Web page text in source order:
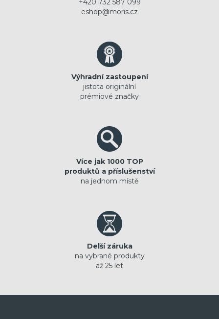
+420 732 587 099
eshop@moris.cz
Výhradní zastoupení
jistota originální
prémiové značky
Více jak 1000 TOP
produktů a příslušenství
na jednom místě
Delší záruka
na vybrané produkty
až 25 let